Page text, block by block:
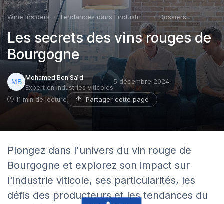
Wine Insiders Tendances dans l'industrie du vin Dossiers
Les secrets des vins rouges de
Bourgogne
Mohamed Ben Saïd
Expert en industries viticoles
5 décembre 2024
11 min de lecture Partager cette page
Plongez dans l'univers du vin rouge de
Bourgogne et explorez son impact sur
l'industrie viticole, ses particularités, les
défis des producteurs et les tendances du